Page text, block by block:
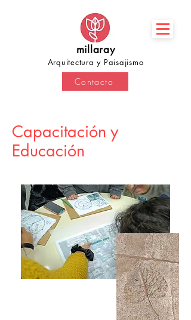
millaray
Arquitectura y Paisajismo
Contacto
Capacitación y
Educación